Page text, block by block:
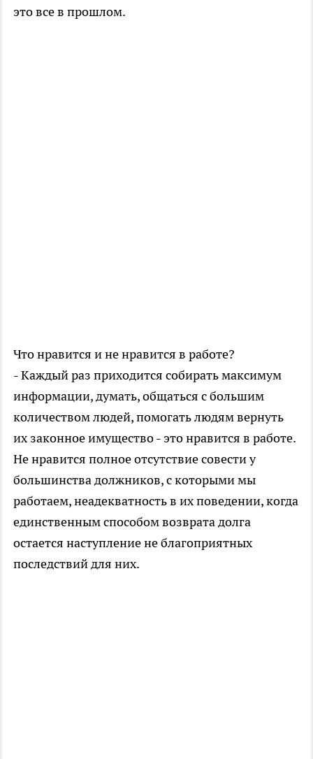
это все в прошлом.
Что нравится и не нравится в работе?
- Каждый раз приходится собирать максимум
информации, думать, общаться с большим
количеством людей, помогать людям вернуть
их законное имущество - это нравится в работе.
Не нравится полное отсутствие совести у
большинства должников, с которыми мы
работаем, неадекватность в их поведении, когда
единственным способом возврата долга
остается наступление не благоприятных
последствий для них.